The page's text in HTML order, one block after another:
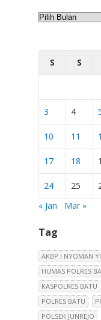
Arsip
S
S
3 4
10 11
17 18
24 25
« Jan
Mar »
Tag
AKBP I NYOMAN
HUMAS POLRES
KASPOLRES BATU
POLRES BATU
POLSEK JUNREJO